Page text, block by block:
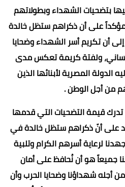
بتضحيات الشهداء وبطولاتهم
على أن ذكراهم ستظل خالدة
أن تكريم أسر الشهداء وضحايا
ولفتة كريمة تعكس مدى
الدولة المصرية لأبنائها الذين
من أجل الوطن .
قيمة التضحيات التي قدمها
على أنّ ذكراهم ستظل خالدة في
لرعاية أسرهم الكرام وتلبية
جميعاً هو أن نُحافظ على أمان
أجله شهداؤنا وضحايا الحرب وأن